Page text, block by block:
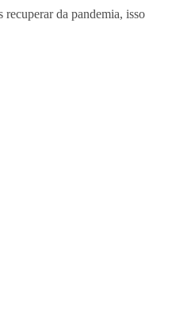
da pandemia, isso